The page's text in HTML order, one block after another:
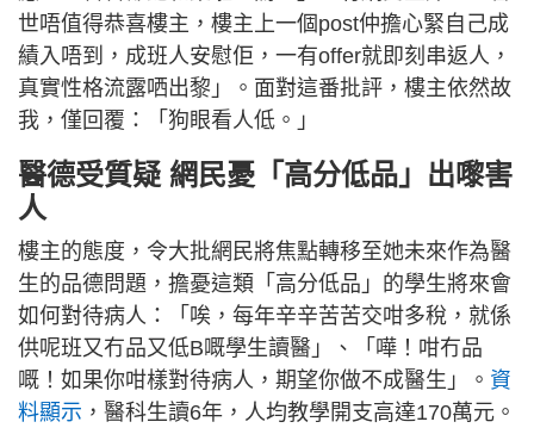
世唔值得恭喜樓主，樓主上一個post仲擔心緊自己成
績入唔到，成班人安慰佢，一有offer就即刻串返人，
真實性格流露哂出黎」。面對這番批評，樓主依然故
我，僅回覆：「狗眼看人低。」
醫德受質疑 網民憂「高分低品」出嚟害
人
樓主的態度，令大批網民將焦點轉移至她未來作為醫
生的品德問題，擔憂這類「高分低品」的學生將來會
如何對待病人：「唉，每年辛辛苦苦交咁多稅，就係
供呢班又冇品又低B嘅學生讀醫」、「嘩！咁冇品
嘅！如果你咁樣對待病人，期望你做不成醫生」。 資
料顯示 ，醫科生讀6年，人均教學開支高達170萬元。